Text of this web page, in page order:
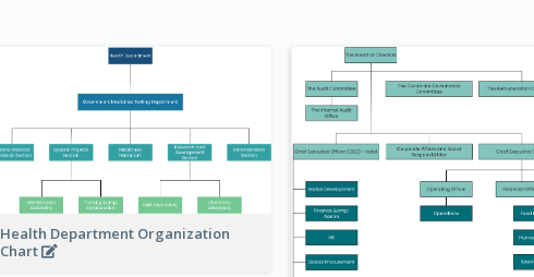
Health Department Organization
Chart